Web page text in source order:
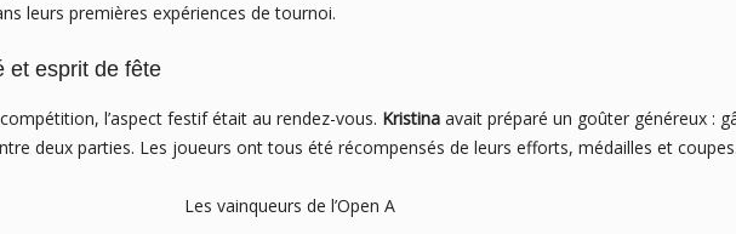
leurs premières expériences de tournoi.
et esprit de fête
l’aspect festif était au rendez-vous. Kristina avait préparé un goûter généreux :
deux parties. Les joueurs ont tous été récompensés de leurs efforts, médailles et coupes.
de l’Open A